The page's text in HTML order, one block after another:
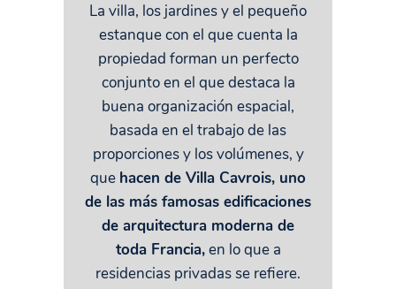
La villa, los jardines y el pequeño
estanque con el que cuenta la
propiedad forman un perfecto
conjunto en el que destaca la
buena organización espacial,
basada en el trabajo de las
proporciones y los volúmenes, y
que hacen de Villa Cavrois, uno
de las más famosas edificaciones
de arquitectura moderna de
toda Francia,en lo que a
residencias privadas se refiere.